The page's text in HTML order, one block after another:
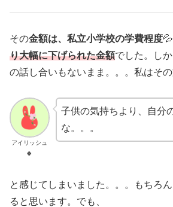
その金額は、私立小学校の学費程度
り大幅に下げられた金額でした。し
の話し合いもないまま。。。私はそ
アイリッシュ
🍀
子供の気持ちより、自分
な。。。
と感じてしまいました。。。もちろ
ると思います。でも、